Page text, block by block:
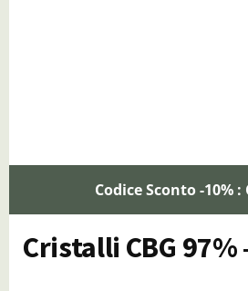
Codice Sconto -10% :
Cristalli CBG 97%